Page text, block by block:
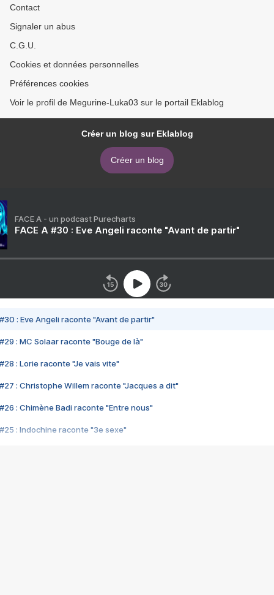
Contact
Signaler un abus
C.G.U.
Cookies et données personnelles
Préférences cookies
Voir le profil de Megurine-Luka03 sur le portail Eklablog
Créer un blog sur Eklablog
Créer un blog
FACE A - un podcast Purecharts
FACE A #30 : Eve Angeli raconte "Avant de partir"
#30 : Eve Angeli raconte "Avant de partir"
#29 : MC Solaar raconte "Bouge de là"
#28 : Lorie raconte "Je vais vite"
#27 : Christophe Willem raconte "Jacques a dit"
#26 : Chimène Badi raconte "Entre nous"
#25 : Indochine raconte "3e sexe"